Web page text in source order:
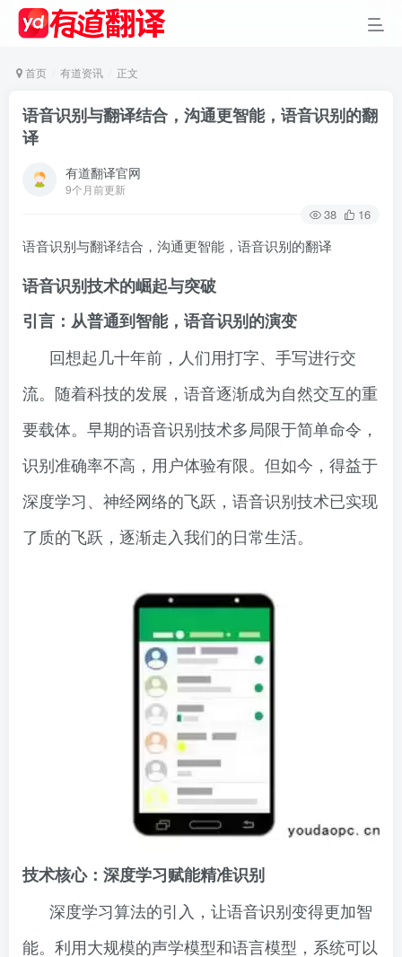
首页 有道资讯 正文
语音识别与翻译结合，沟通更智能，语音识别的翻
译
有道翻译官网
9个月前更新
38 16
语音识别与翻译结合，沟通更智能，语音识别的翻译
语音识别技术的崛起与突破
引言：从普通到智能，语音识别的演变
回想起几十年前，人们用打字、手写进行交
流。随着科技的发展，语音逐渐成为自然交互的重
要载体。早期的语音识别技术多局限于简单命令，
识别准确率不高，用户体验有限。但如今，得益于
深度学习、神经网络的飞跃，语音识别技术已实现
了质的飞跃，逐渐走入我们的日常生活。
技术核心：深度学习赋能精准识别
深度学习算法的引入，让语音识别变得更加智
能。利用大规模的声学模型和语言模型，系统可以